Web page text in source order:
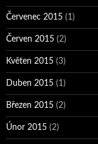
Červenec 2015 (1)
Červen 2015 (2)
Květen 2015 (3)
Duben 2015 (1)
Březen 2015 (2)
Únor 2015 (2)